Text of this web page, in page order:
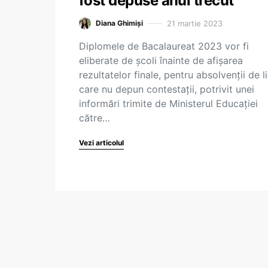
Diana Ghimiși 21 martie 2023
Diplomele de Bacalaureat 2023 vor fi
eliberate de școli înainte de afișarea
rezultatelor finale, pentru absolvenții de
care nu depun contestații, potrivit unei
informări trimite de Ministerul Educației
către…
Vezi articolul